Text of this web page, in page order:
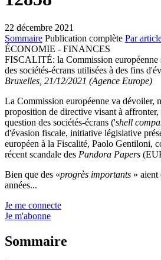
22 décembre 2021
Sommaire Publication complète Par
ÉCONOMIE - FINANCES
FISCALITÉ: la Commission européenne
des sociétés-écrans utilisées à des fins
Bruxelles, 21/12/2021 (Agence Europe)
La Commission européenne va dévoiler,
proposition de directive visant à
question des sociétés-écrans ('shell
d'évasion fiscale, initiative législative
européen à la Fiscalité, Paolo Gentiloni,
récent scandale des Pandora Papers
Bien que des «progrès importants » aient
années...
Je me connecte
Je m'abonne
Sommaire